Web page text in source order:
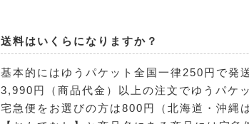
送料はいくらになりますか？
基本的にはゆうパケット全国一律250円で発
3,990円（商品代金）以上の注文でゆうパケ
宅急便をお選びの方は800円（北海道・沖縄